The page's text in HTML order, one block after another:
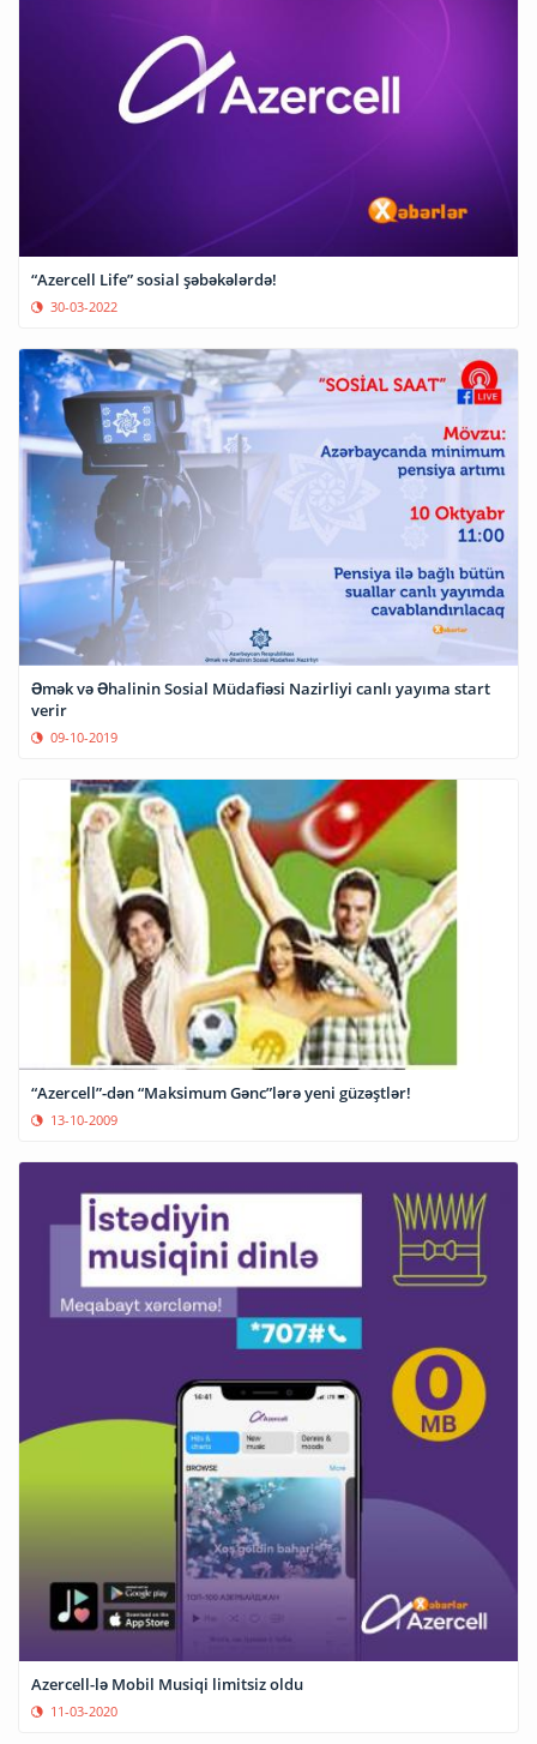
“Azercell Life” sosial şəbəkələrdə!
30-03-2022
Əmək və Əhalinin Sosial Müdafiəsi Nazirliyi canlı yayıma start
verir
09-10-2019
“Azercell”-dən “Maksimum Gənc”lərə yeni güzəştlər!
13-10-2009
Azercell-lə Mobil Musiqi limitsiz oldu
11-03-2020